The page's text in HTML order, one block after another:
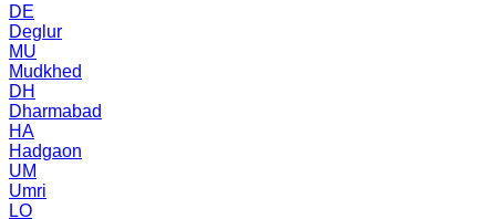
DE
Deglur
MU
Mudkhed
DH
Dharmabad
HA
Hadgaon
UM
Umri
LO